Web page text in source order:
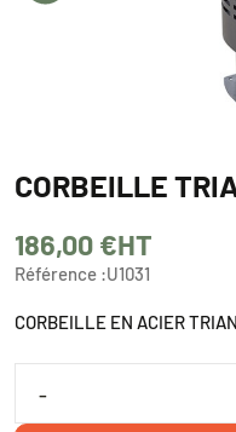
CORBEILLE
186,00 €HT
Référence :U1031
CORBEILLE EN ACIER
-